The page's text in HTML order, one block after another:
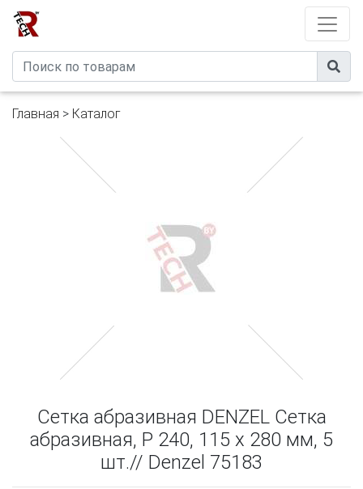
Главная > Каталог
Сетка абразивная DENZEL Сетка
абразивная, P 240, 115 х 280 мм, 5
шт.// Denzel 75183